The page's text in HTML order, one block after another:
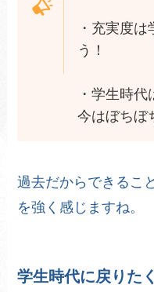
・充実度
う！
・学生時代
今はぼちぼ
過去だからできるこ
を強く感じますね。
学生時代に戻りた